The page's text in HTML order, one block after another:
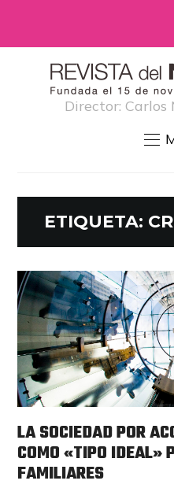
Director: Carlos
ETIQUETA:
LA SOCIEDAD POR
COMO «TIPO IDEAL»
FAMILIARES